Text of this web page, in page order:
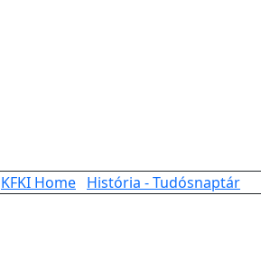
KFKI Home História - Tudósnaptár